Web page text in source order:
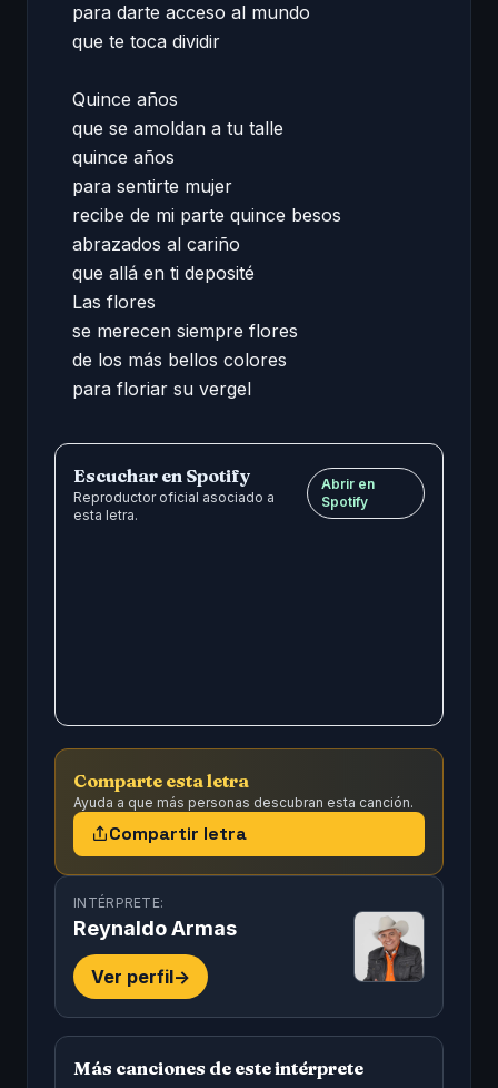
para darte acceso al mundo
que te toca dividir
Quince años
que se amoldan a tu talle
quince años
para sentirte mujer
recibe de mi parte quince besos
abrazados al cariño
que allá en ti deposité
Las flores
se merecen siempre flores
de los más bellos colores
para floriar su vergel
Escuchar en Spotify
Reproductor oficial asociado a
esta letra.
Abrir en
Spotify
Comparte esta letra
Ayuda a que más personas descubran esta canción.
Compartir letra
INTÉRPRETE:
Reynaldo Armas
Ver perfil->
Más canciones de este intérprete